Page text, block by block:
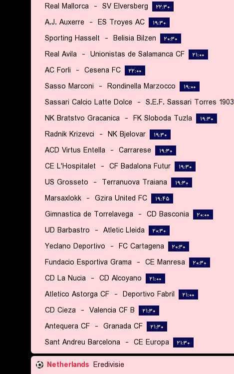
Real Mallorca - SV Elversberg ۲۲:۳۰
A.J. Auxerre - ES Troyes AC ۱۹:۳۰
Sporting Hasselt - Belisia Bilzen ۲۰:۳۰
Real Avila - Unionistas de Salamanca CF ۲۱:۰۰
AC Forli - Cesena FC ۲۲:۰۰
Sasso Marconi - Rondinella Marzocco ۱۹:۰۰
Sassari Calcio Latte Dolce - S.E.F. Sassari Torres 1903
NK Bratstvo Gracanica - FK Sloboda Tuzla ۱۹:۳۰
Radnik Krizevci - NK Bjelovar ۱۹:۳۰
ACD Virtus Entella - Carrarese ۱۹:۳۰
CE L'Hospitalet - CF Badalona Futur ۱۹:۳۰
US Grosseto - Terranuova Traiana ۱۹:۳۰
Marsaxlokk - Gzira United FC ۱۹:۴۵
Gimnastica de Torrelavega - CD Basconia ۲۰:۰۰
UD Barbastro - Atletic Lleida ۲۰:۳۰
Yeclano Deportivo - FC Cartagena ۲۰:۳۰
Fundacio Esportiva Grama - CE Manresa ۲۰:۳۰
CD La Nucia - CD Alcoyano ۲۱:۰۰
Atletico Astorga CF - Deportivo Fabril ۲۱:۰۰
CD Cieza - Valencia CF B ۲۱:۳۰
Antequera CF - Granada CF ۲۱:۳۰
Sant Andreu Barcelona - CE Europa ۲۱:۳۰
Netherlands Eredivisie